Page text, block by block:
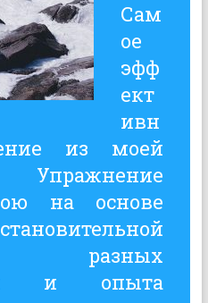
Сам
ое
эфф
ект
ивн
из моей
Упражнение
на основе
разных
и опыта